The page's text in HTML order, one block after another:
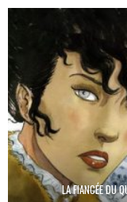
LA FIANCÉE DU